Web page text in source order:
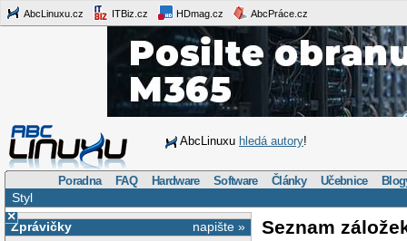
AbcLinuxu.cz ITBiz.cz HDmag.cz AbcPráce.cz
AbcLinuxu hledá autory!
Poradna FAQ Hardware Software Články Učebnice
Styl
×
napište »
Zprávičky
Seznam